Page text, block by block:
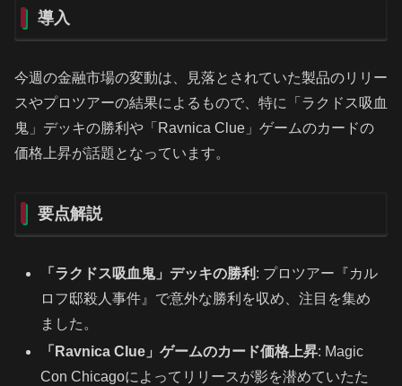
導入
今週の金融市場の変動は、見落とされていた製品のリリー
スやプロツアーの結果によるもので、特に「ラクドス吸血
鬼」デッキの勝利や「Ravnica Clue」ゲームのカードの
価格上昇が話題となっています。
要点解説
「ラクドス吸血鬼」デッキの勝利 : プロツアー『カル
ロフ邸殺人事件』で意外な勝利を収め、注目を集め
ました。
「Ravnica Clue」ゲームのカード価格上昇: Magic
Con Chicagoによってリリースが影を潜めていたた